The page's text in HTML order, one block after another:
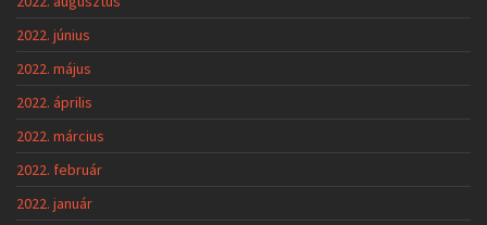
2022. június
2022. május
2022. április
2022. március
2022. február
2022. január